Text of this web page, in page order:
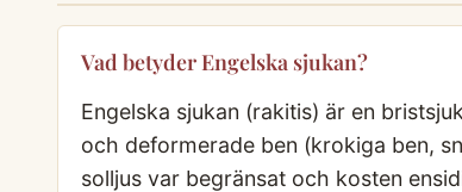
Vad betyder Engelska sjukan?
Engelska sjukan (rakitis) är en
och deformerade ben (krokiga ben,
solljus var begränsat och kosten